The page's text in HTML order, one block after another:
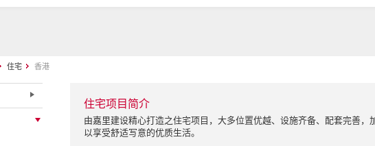
住宅 香港
住宅项目简介
由嘉里建设精心打造之住宅项目，大多位置优越、设施齐备、配套完善
以享受舒适写意的优质生活。